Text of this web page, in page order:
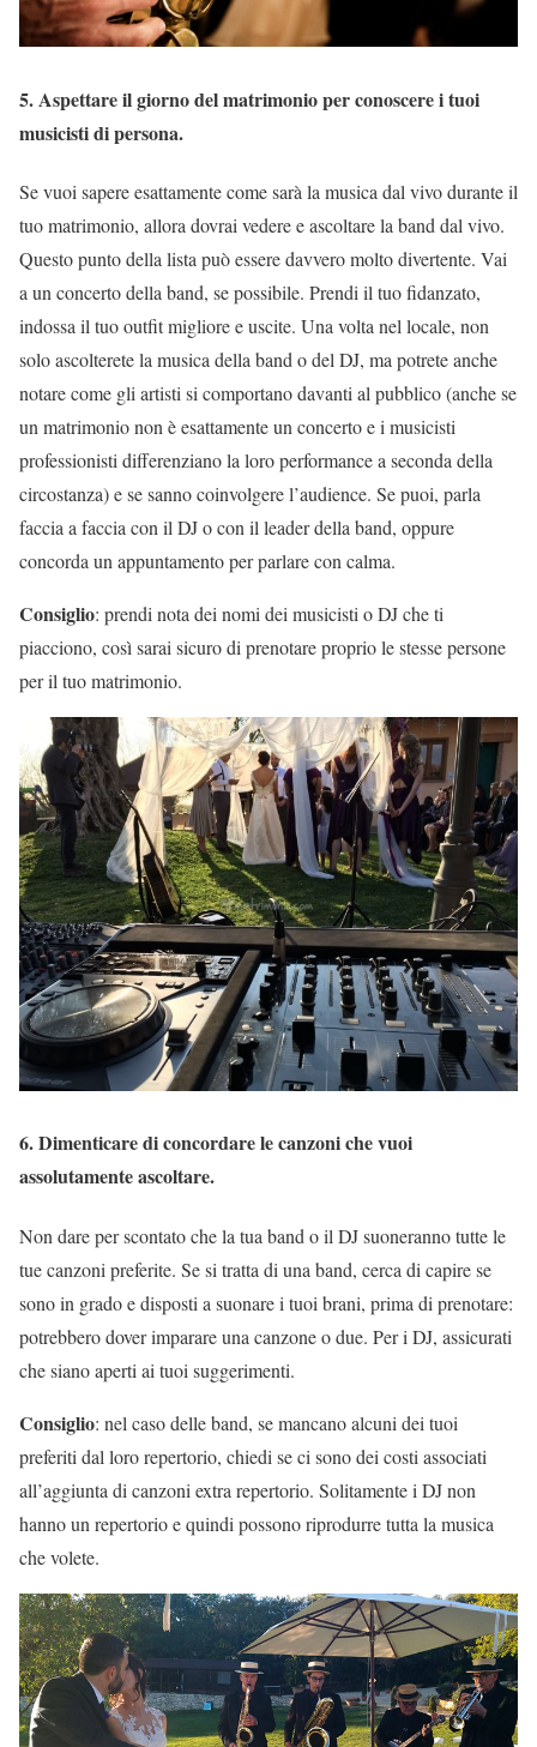
5. Aspettare il giorno del matrimonio per conoscere i tuoi
musicisti di persona.
Se vuoi sapere esattamente come sarà la musica dal vivo durante il
tuo matrimonio, allora dovrai vedere e ascoltare la band dal vivo.
Questo punto della lista può essere davvero molto divertente. Vai
a un concerto della band, se possibile. Prendi il tuo fidanzato,
indossa il tuo outfit migliore e uscite. Una volta nel locale, non
solo ascolterete la musica della band o del DJ, ma potrete anche
notare come gli artisti si comportano davanti al pubblico (anche se
un matrimonio non è esattamente un concerto e i musicisti
professionisti differenziano la loro performance a seconda della
circostanza) e se sanno coinvolgere l’audience. Se puoi, parla
faccia a faccia con il DJ o con il leader della band, oppure
concorda un appuntamento per parlare con calma.
Consiglio: prendi nota dei nomi dei musicisti o DJ che ti
piacciono, così sarai sicuro di prenotare proprio le stesse persone
per il tuo matrimonio.
6. Dimenticare di concordare le canzoni che vuoi
assolutamente ascoltare.
Non dare per scontato che la tua band o il DJ suoneranno tutte le
tue canzoni preferite. Se si tratta di una band, cerca di capire se
sono in grado e disposti a suonare i tuoi brani, prima di prenotare:
potrebbero dover imparare una canzone o due. Per i DJ, assicurati
che siano aperti ai tuoi suggerimenti.
Consiglio: nel caso delle band, se mancano alcuni dei tuoi
preferiti dal loro repertorio, chiedi se ci sono dei costi associati
all’aggiunta di canzoni extra repertorio. Solitamente i DJ non
hanno un repertorio e quindi possono riprodurre tutta la musica
che volete.